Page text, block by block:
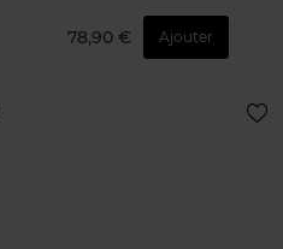
78,90 € Ajouter